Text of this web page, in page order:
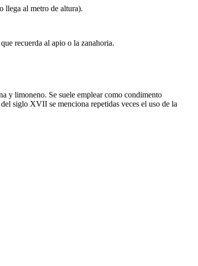
llega al metro de altura).
recuerda al apio o la zanahoria.
y limoneno. Se suele emplear como condimento
siglo XVII se menciona repetidas veces el uso de la